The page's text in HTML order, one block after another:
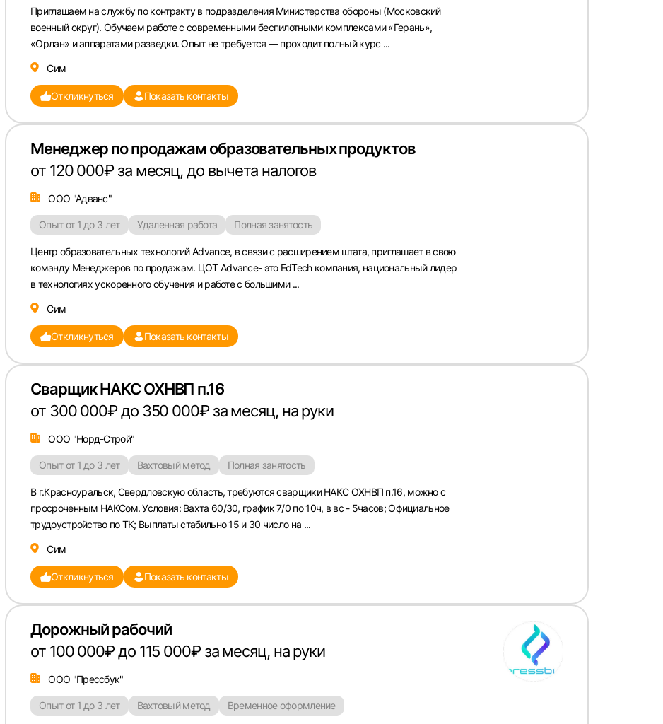
Выберите город
Москва
Казань
Челябинск Пермь
Ульяновск
Курган Уфа
Вход в личный кабинет
Войдите в личный кабинет, чтобы просматривать
вакансии с контактами и оставлять отклики
E-mail или Телефон
Пароль
Войти
Войти с VK ID
Приглашаем на службу по контракту в подразделения Министерства обороны (Московский
военный округ). Обучаем работе с современными беспилотными комплексами «Герань»,
«Орлан» и аппаратами разведки. Опыт не требуется — проходит полный курс ...
Сим
Откликнуться Показать контакты
Менеджер по продажам образовательных продуктов
от 120 000₽ за месяц, до вычета налогов
ООО "Адванс"
Опыт от 1 до 3 лет Удаленная работа Полная занятость
Центр образовательных технологий Advance, в связи с расширением штата, приглашает в свою
команду Менеджеров по продажам. ЦОТ Advance- это EdTech компания, национальный лидер
в технологиях ускоренного обучения и работе с большими ...
Сим
Откликнуться Показать контакты
Сварщик НАКС ОХНВП п.16
от 300 000₽ до 350 000₽ за месяц, на руки
ООО "Норд-Строй"
Опыт от 1 до 3 лет Вахтовый метод Полная занятость
В г.Красноуральск, Свердловскую область, требуются сварщики НАКС ОХНВП п.16, можно с
просроченным НАКСом. Условия: Вахта 60/30, график 7/0 по 10ч, в вс - 5часов; Официальное
трудоустройство по ТК; Выплаты стабильно 15 и 30 число на ...
Сим
Откликнуться Показать контакты
Дорожный рабочий
от 100 000₽ до 115 000₽ за месяц, на руки
ООО "Прессбук"
Опыт от 1 до 3 лет Вахтовый метод Временное оформление